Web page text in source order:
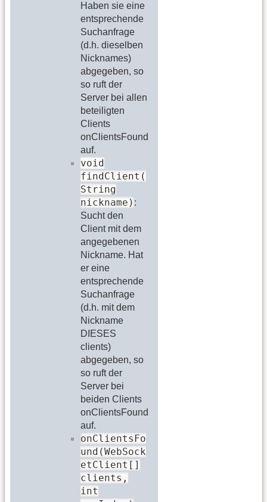
Haben sie eine
entsprechende
Suchanfrage
(d.h. dieselben
Nicknames)
abgegeben, so
so ruft der
Server bei allen
beteiligten
Clients
onClientsFound
auf.
void
findClient(
String
nickname) :
Sucht den
Client mit dem
angegebenen
Nickname. Hat
er eine
entsprechende
Suchanfrage
(d.h. mit dem
Nickname
DIESES
clients)
abgegeben, so
so ruft der
Server bei
beiden Clients
onClientsFound
auf.
onClientsFo
und(WebSock
etClient[]
clients,
int